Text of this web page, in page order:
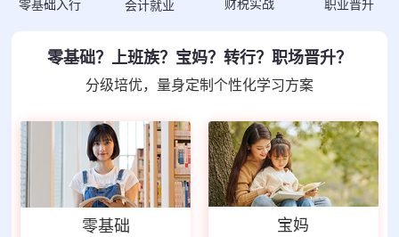
零基础入行 会计就业 职业晋升
零基础？上班族？宝妈？转行？职场晋升？
分级培优，量身定制个性化学习方案
零基础 宝妈